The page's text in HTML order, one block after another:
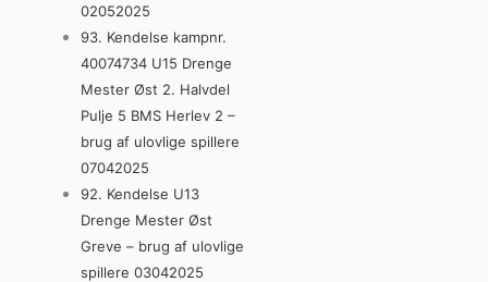
02052025
93. Kendelse kampnr.
40074734 U15 Drenge
Mester Øst 2. Halvdel
Pulje 5 BMS Herlev 2 –
brug af ulovlige spillere
07042025
92. Kendelse U13
Drenge Mester Øst
Greve – brug af ulovlige
spillere 03042025